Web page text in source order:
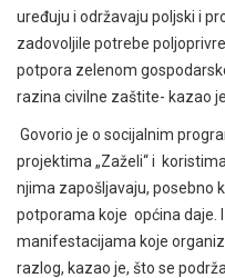
uređuju i održavaju poljski i
zadovoljile potrebe
potpora zelenom
razina civilne zaštite- kazao
Govorio je o socijalnim
projektima „Zaželi“ i
njima zapošljavaju, posebno
potporama koje općina daje.
manifestacijama koje
razlog, kazao je, što se